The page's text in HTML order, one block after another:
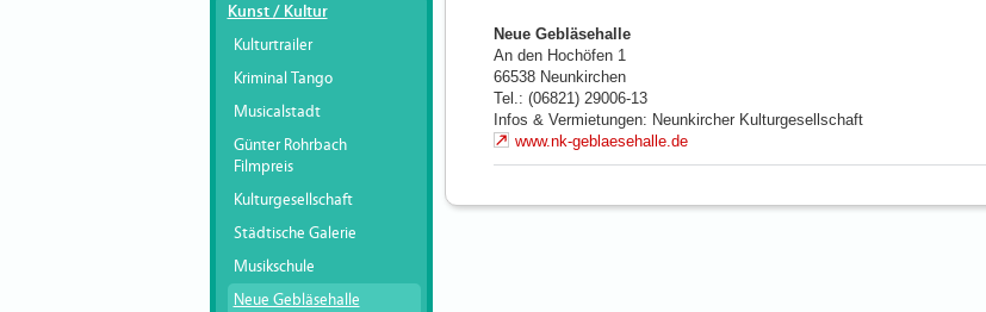
Kunst / Kultur
Kulturtrailer
Kriminal Tango
Musicalstadt
Günter Rohrbach
Filmpreis
Kulturgesellschaft
Städtische Galerie
Musikschule
Neue Gebläsehalle
Neue Gebläsehalle
An den Hochöfen 1
66538 Neunkirchen
Tel.: (06821) 29006-13
Infos & Vermietungen: Neunkircher Kulturgesellschaft
www.nk-geblaesehalle.de